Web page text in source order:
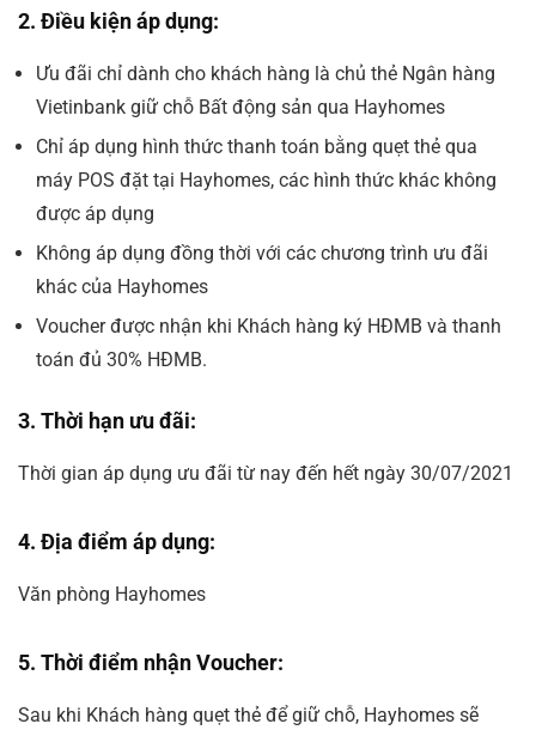
2. Điều kiện áp dụng:
Ưu đãi chỉ dành cho khách hàng là chủ thẻ Ngân hàng
Vietinbank giữ chỗ Bất động sản qua Hayhomes
Chỉ áp dụng hình thức thanh toán bằng quẹt thẻ qua
máy POS đặt tại Hayhomes, các hình thức khác không
được áp dụng
Không áp dụng đồng thời với các chương trình ưu đãi
khác của Hayhomes
Voucher được nhận khi Khách hàng ký HĐMB và thanh
toán đủ 30% HĐMB.
3. Thời hạn ưu đãi:
Thời gian áp dụng ưu đãi từ nay đến hết ngày 30/07/2021
4. Địa điểm áp dụng:
Văn phòng Hayhomes
5. Thời điểm nhận Voucher:
Sau khi Khách hàng quẹt thẻ để giữ chỗ, Hayhomes sẽ